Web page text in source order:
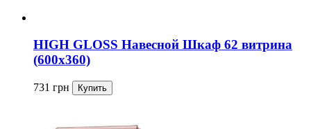
HIGH GLOSS Навесной Шкаф 62 витрина
(600x360)
731 грн